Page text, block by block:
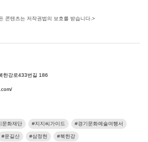
콘텐츠는 저작권법의 보호를 받습니다.>
한강로433번길 186
문화재단 지지씨가이드 경기문화예술여행서
운길산 삼정헌 북한강